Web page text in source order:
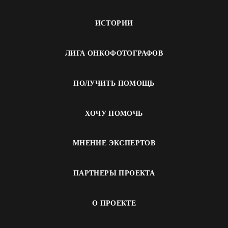
ИСТОРИИ
ЛИГА ОНКОФОТОГРАФОВ
ПОЛУЧИТЬ ПОМОЩЬ
ХОЧУ ПОМОЧЬ
МНЕНИЕ ЭКСПЕРТОВ
ПАРТНЕРЫ ПРОЕКТА
О ПРОЕКТЕ